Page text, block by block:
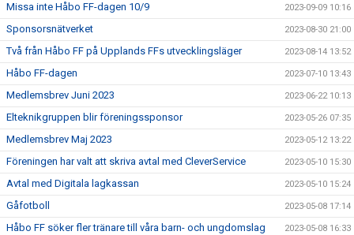
Missa inte Håbo FF-dagen 10/9 2023-09-09 10:16
Sponsorsnätverket 2023-08-30 21:00
Två från Håbo FF på Upplands FFs utvecklingsläger 2023-08-14 13:52
Håbo FF-dagen 2023-07-10 13:43
Medlemsbrev Juni 2023 2023-06-22 10:13
Elteknikgruppen blir föreningssponsor 2023-05-26 07:35
Medlemsbrev Maj 2023 2023-05-12 13:22
Föreningen har valt att skriva avtal med CleverService 2023-05-10 15:30
Avtal med Digitala lagkassan 2023-05-10 15:24
Gåfotboll 2023-05-08 17:14
Håbo FF söker fler tränare till våra barn- och ungdomslag 2023-05-08 16:33